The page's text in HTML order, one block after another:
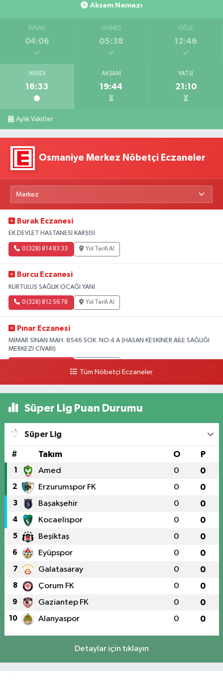
Akşam Namazı
İMSAK
04:06
GÜNEŞ
05:38
ÖĞLE
12:46
İKINDI
16:33
AKŞAM
19:44
YATSI
21:10
Aylık Vakitler
Osmaniye Merkez Nöbetçi Eczaneler
Burak Eczanesi
EK DEVLET HASTANESİ KARŞISI
0 (328) 814 83 33 Yol Tarifi Al
Burcu Eczanesi
KURTULUŞ SAĞLIK OCAĞI YANI
0 (328) 812 56 78 Yol Tarifi Al
Pınar Eczanesi
MİMAR SİNAN MAH. 8546 SOK. NO:4 A (HASAN KESKİNER AİLE SAĞLIĞI
MERKEZİ CİVARI)
Tüm Nöbetçi Eczaneler
Süper Lig Puan Durumu
Süper Lig
# Takım O P
1 Amed 0 0
2 Erzurumspor FK 0 0
3 Başakşehir 0 0
4 Kocaelispor 0 0
5 Beşiktaş 0 0
6 Eyüpspor 0 0
7 Galatasaray 0 0
8 Çorum FK 0 0
9 Gaziantep FK 0 0
10 Alanyaspor 0 0
Detaylar için tıklayın